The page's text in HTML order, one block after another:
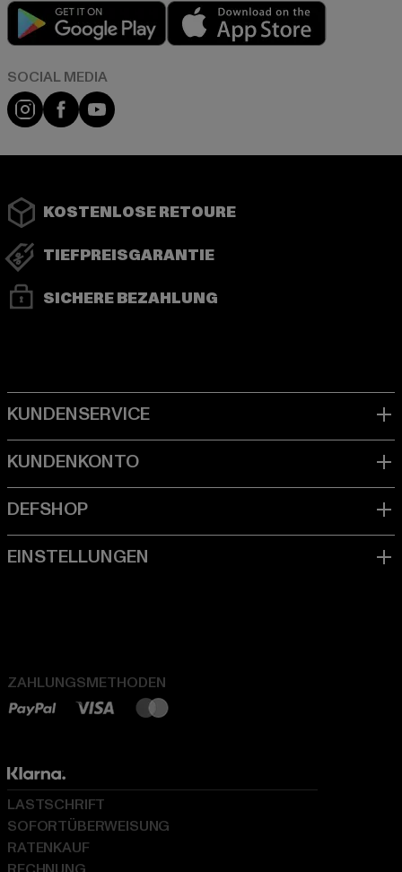
Play market
Instagram
FacebookYouTube
KOSTENLOSE RETOURE
TIEFPREISGARANTIE
SICHERE BEZAHLUNG
ZAHLUNGSMETHODEN
LASTSCHRIFT
SOFORTÜBERWEISUNG
RATENKAUF